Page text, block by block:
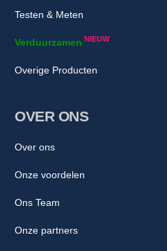
Testen & Meten
Verduurzamen NIEUW
Overige Producten
OVER ONS
Over ons
Onze voordelen
Ons Team
Onze partners